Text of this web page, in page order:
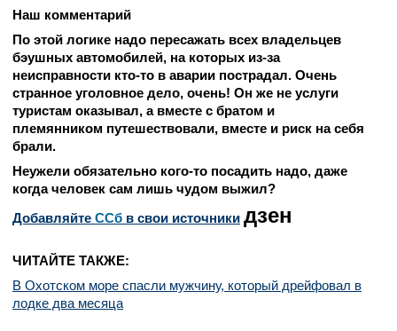
Наш комментарий
По этой логике надо пересажать всех владельцев
бэушных автомобилей, на которых из-за
неисправности кто-то в аварии пострадал. Очень
странное уголовное дело, очень! Он же не услуги
туристам оказывал, а вместе с братом и
племянником путешествовали, вместе и риск на себя
брали.
Неужели обязательно кого-то посадить надо, даже
когда человек сам лишь чудом выжил?
Добавляйте CСб в свои источники дзен
ЧИТАЙТЕ ТАКЖЕ:
В Охотском море спасли мужчину, который дрейфовал в
лодке два месяца